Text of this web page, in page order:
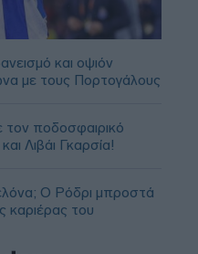
και οψιόν
με τους Πορτογάλους
ποδοσφαιρικό
Λιβάι Γκαρσία!
Ο Ρόδρι μπροστά
καριέρας του